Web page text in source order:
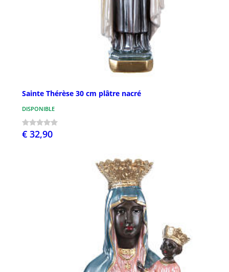
Sainte Thérèse 30 cm plâtre nacré
DISPONIBLE
€ 32,90